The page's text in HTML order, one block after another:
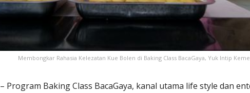
Membongkar Rahasia Kelezatan Kue Bolen di Baking Class BacaGaya, Yuk Intip
– Program Baking Class BacaGaya, kanal utama life style dan